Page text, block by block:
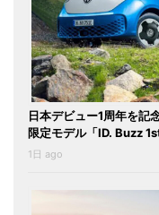
日本デビュー1周年を記
限定モデル「ID. Buzz
1日 ago